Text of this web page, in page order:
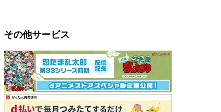
その他サービス